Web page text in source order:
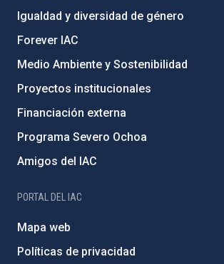
Igualdad y diversidad de género
Forever IAC
Medio Ambiente y Sostenibilidad
Proyectos institucionales
Financiación externa
Programa Severo Ochoa
Amigos del IAC
PORTAL DEL IAC
Mapa web
Políticas de privacidad